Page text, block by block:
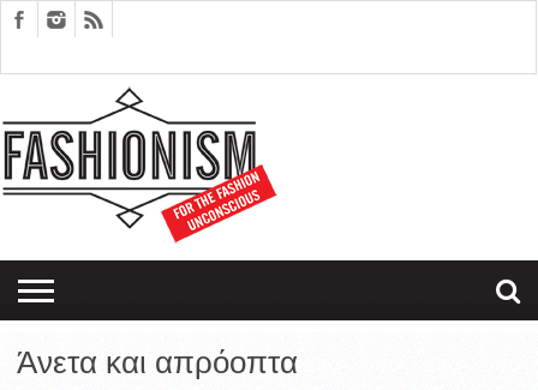
EDITORIALS
COUPLES
THERAPY
SARTORIAGRAM
Άνετα και απρόοπτα